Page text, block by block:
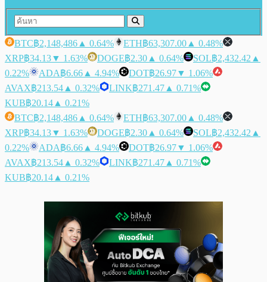
BTC฿2,148,486 ▲ 0.64% ETH฿63,307.00 ▲ 0.48%
XRP฿34.13▼ 1.63% DOGE฿2.30 ▲ 0.64% SOL฿2,432.42 ▲
0.22%
ADA฿6.66 ▲ 4.94% DOT฿26.97▼ 1.06%
AVAX฿213.54 ▲ 0.32% LINK฿271.47 ▲ 0.71%
KUB฿20.14 ▲ 0.21%
BTC฿2,148,486 ▲ 0.64% ETH฿63,307.00 ▲ 0.48%
XRP฿34.13▼ 1.63% DOGE฿2.30 ▲ 0.64% SOL฿2,432.42 ▲
0.22%
ADA฿6.66 ▲ 4.94% DOT฿26.97▼ 1.06%
AVAX฿213.54 ▲ 0.32% LINK฿271.47 ▲ 0.71%
KUB฿20.14 ▲ 0.21%